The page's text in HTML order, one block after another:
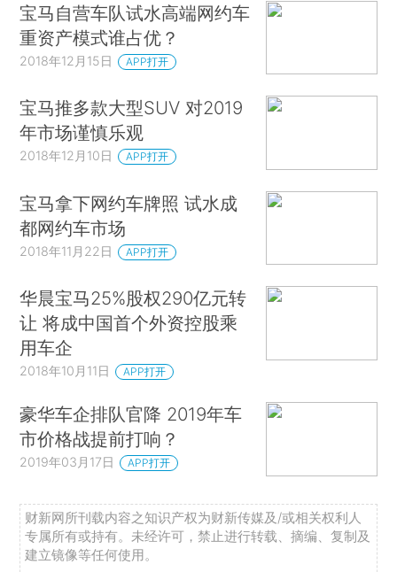
宝马自营车队试水高端网约车
重资产模式谁占优？
2018年12月15日 APP打开
宝马推多款大型SUV 对2019
年市场谨慎乐观
2018年12月10日 APP打开
宝马拿下网约车牌照 试水成
都网约车市场
2018年11月22日 APP打开
华晨宝马25%股权290亿元转
让 将成中国首个外资控股乘
用车企
2018年10月11日 APP打开
豪华车企排队官降 2019年车
市价格战提前打响？
2019年03月17日 APP打开
财新网所刊载内容之知识产权为财新传媒及/或相关权利人
专属所有或持有。未经许可，禁止进行转载、摘编、复制及
建立镜像等任何使用。